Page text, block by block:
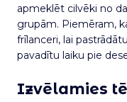
apmeklēt cilvēki no
grupām. Piemēram,
frīlanceri, lai
pavadītu laiku pie
Izvēlamies